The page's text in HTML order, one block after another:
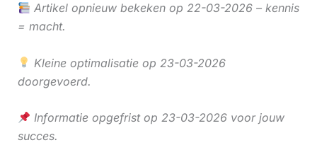
Artikel opnieuw bekeken op 22-03-2026 – kennis
= macht.
Kleine optimalisatie op 23-03-2026
doorgevoerd.
Informatie opgefrist op 23-03-2026 voor jouw
succes.